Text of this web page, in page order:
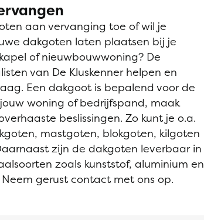
aan vervanging toe of wil je
dakgoten laten plaatsen bij je
of nieuwbouwwoning? De
van De Kluskenner helpen en
Een dakgoot is bepalend voor de
woning of bedrijfspand, maak
beslissingen. Zo kunt je o.a.
mastgoten, blokgoten, kilgoten
zijn de dakgoten leverbaar in
zoals kunststof, aluminium en
Neem gerust contact met ons op.